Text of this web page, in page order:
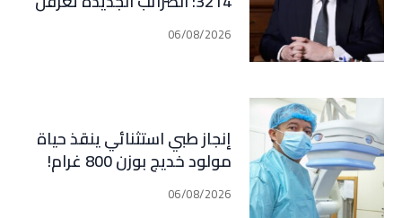
التعافي الاقتصادي وتناقض
مبدأ الشراكة
06/08/2026
إنجاز طبي استثنائي ينقذ حياة
مولود خديج بوزن 800 غرام!
06/08/2026